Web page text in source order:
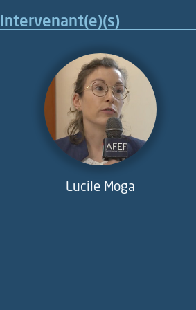
Intervenant(e)(s)
Lucile Moga